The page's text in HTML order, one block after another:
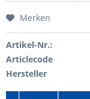
Merken
Artikel-Nr.:
Articlecode
Hersteller